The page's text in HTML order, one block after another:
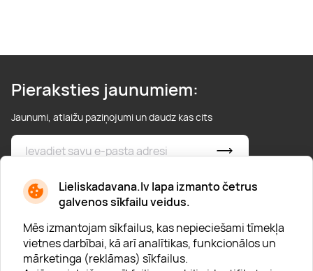
Lieliskadavana.lv lapa izmanto četrus
galvenos sīkfailu veidus.
Mēs izmantojam sīkfailus, kas nepieciešami tīmekļa
vietnes darbībai, kā arī analītikas, funkcionālos un
mārketinga (reklāmas) sīkfailus.
Pieraksties jaunumiem:
Jaunumi, atlaižu paziņojumi un daudz kas cits
* Esmu iepazinies/usies ar privātuma politiku